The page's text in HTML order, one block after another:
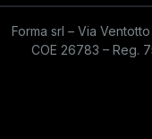
Forma srl – Via
COE 26783 – Reg.